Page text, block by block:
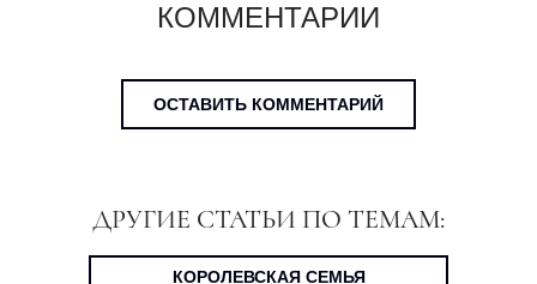
КОММЕНТАРИИ
ОСТАВИТЬ КОММЕНТАРИЙ
ДРУГИЕ СТАТЬИ ПО ТЕМАМ:
КОРОЛЕВСКАЯ СЕМЬЯ